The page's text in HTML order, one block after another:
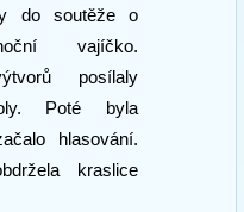
do soutěže o
vajíčko.
posílaly
Poté byla
hlasování.
kraslice